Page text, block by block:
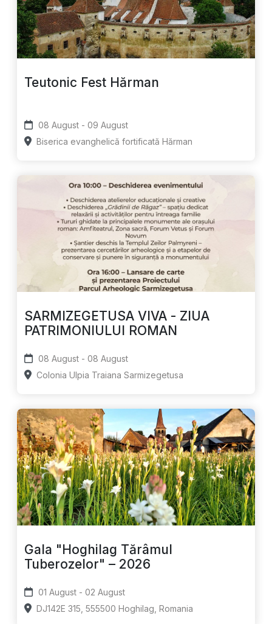
Teutonic Fest Hărman
08 August - 09 August
Biserica evanghelică fortificată Hărman
SARMIZEGETUSA VIVA - ZIUA
PATRIMONIULUI ROMAN
08 August - 08 August
Colonia Ulpia Traiana Sarmizegetusa
Gala "Hoghilag Tărâmul
Tuberozelor" – 2026
01 August - 02 August
DJ142E 315, 555500 Hoghilag, Romania